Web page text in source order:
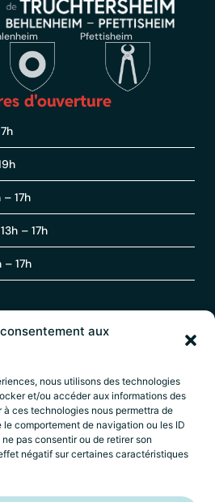
aux
nous utilisons des technologies
et/ou accéder aux informations des
ces technologies nous permettra de
comportement de navigation ou les ID
pas consentir ou de retirer son
négatif sur certaines caractéristiques
Pfettisheim
d'ouverture
17h
– 17h
– 17h